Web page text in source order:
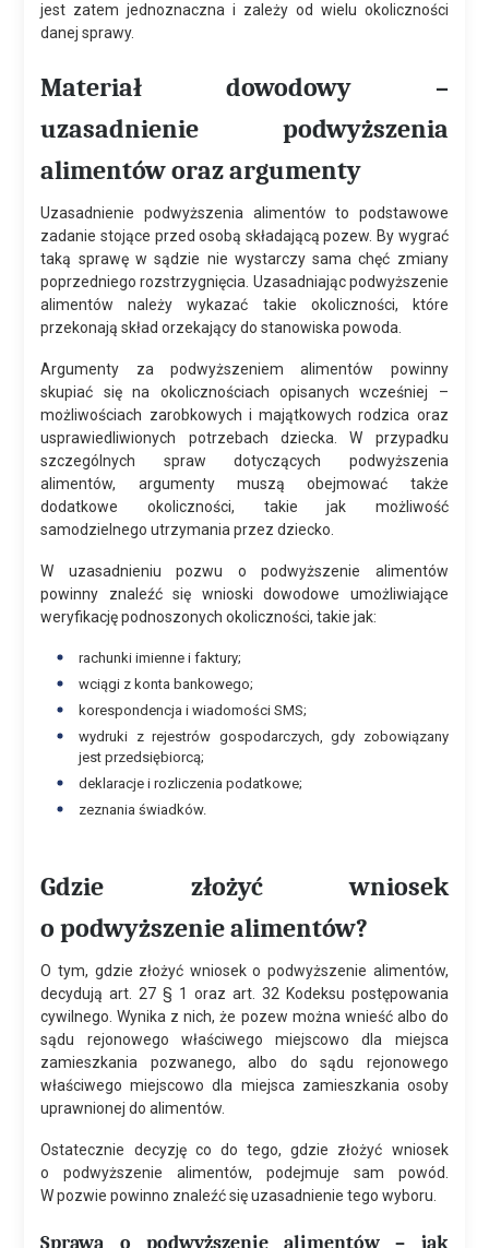
jest zatem jednoznaczna i zależy od wielu okoliczności
danej sprawy.
Materiał dowodowy –
uzasadnienie podwyższenia
alimentów oraz argumenty
Uzasadnienie podwyższenia alimentów to podstawowe
zadanie stojące przed osobą składającą pozew. By wygrać
taką sprawę w sądzie nie wystarczy sama chęć zmiany
poprzedniego rozstrzygnięcia. Uzasadniając podwyższenie
alimentów należy wykazać takie okoliczności, które
przekonają skład orzekający do stanowiska powoda.
Argumenty za podwyższeniem alimentów powinny
skupiać się na okolicznościach opisanych wcześniej –
możliwościach zarobkowych i majątkowych rodzica oraz
usprawiedliwionych potrzebach dziecka. W przypadku
szczególnych spraw dotyczących podwyższenia
alimentów, argumenty muszą obejmować także
dodatkowe okoliczności, takie jak możliwość
samodzielnego utrzymania przez dziecko.
W uzasadnieniu pozwu o podwyższenie alimentów
powinny znaleźć się wnioski dowodowe umożliwiające
weryfikację podnoszonych okoliczności, takie jak:
rachunki imienne i faktury;
wciągi z konta bankowego;
korespondencja i wiadomości SMS;
wydruki z rejestrów gospodarczych, gdy zobowiązany
jest przedsiębiorcą;
deklaracje i rozliczenia podatkowe;
zeznania świadków.
Gdzie złożyć wniosek
o podwyższenie alimentów?
O tym, gdzie złożyć wniosek o podwyższenie alimentów,
decydują art. 27 § 1 oraz art. 32 Kodeksu postępowania
cywilnego. Wynika z nich, że pozew można wnieść albo do
sądu rejonowego właściwego miejscowo dla miejsca
zamieszkania pozwanego, albo do sądu rejonowego
właściwego miejscowo dla miejsca zamieszkania osoby
uprawnionej do alimentów.
Ostatecznie decyzję co do tego, gdzie złożyć wniosek
o podwyższenie alimentów, podejmuje sam powód.
W pozwie powinno znaleźć się uzasadnienie tego wyboru.
Sprawa o podwyższenie alimentów – jak